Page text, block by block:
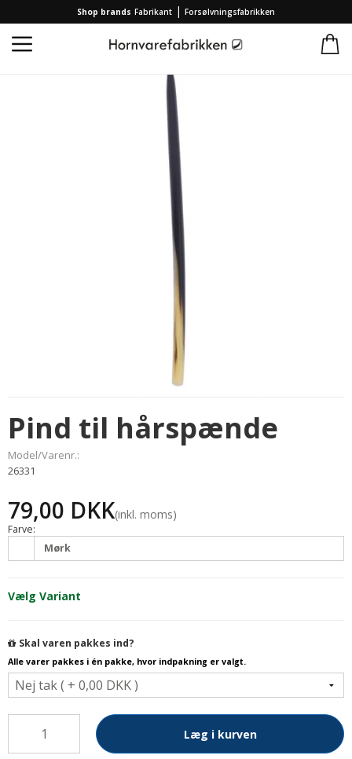
Shop brands Fabrikant | Forsølvningsfabrikken
Kollektion / Brands / Hornvarefabrikken / Pind til hårspænde
Pind til hårspænde
Model/Varenr.:
26331
79,00 DKK(inkl. moms)
Farve:
Mørk
Vælg Variant
Skal varen pakkes ind?
Alle varer pakkes i én pakke, hvor indpakning er valgt.
Læg i kurven